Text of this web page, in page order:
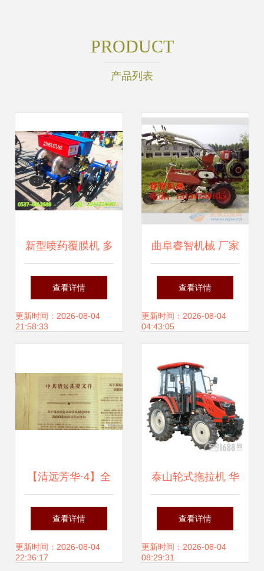
PRODUCT
产品列表
新型喷药覆膜机 多
功能播种覆膜机引
领农业机械化新变
查看详情
更新时间：2026-08-04
21:58:33
曲阜睿智机械 厂家
直销开沟机，专注
农业机械优质销售
查看详情
更新时间：2026-08-04
04:43:05
【清远芳华·4】全
国来了三万多人考
察清远,是时候.
查看详情
更新时间：2026-08-04
22:36:17
泰山轮式拖拉机 华
池县经销商与服务
支持
查看详情
更新时间：2026-08-04
08:29:31